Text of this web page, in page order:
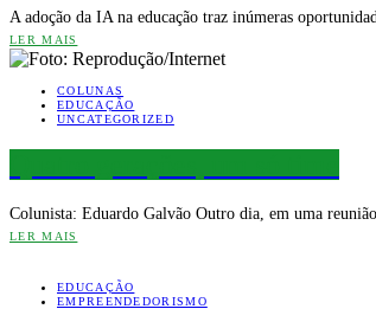
A adoção da IA na educação traz inúmeras
LER MAIS
COLUNAS
EDUCAÇÃO
UNCATEGORIZED
Colunista: Eduardo Galvão Outro dia, em uma
LER MAIS
EDUCAÇÃO
EMPREENDEDORISMO